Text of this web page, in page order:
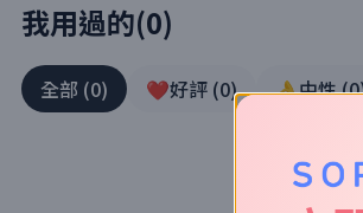
我用過的(0)
全部 (0) ❤️好評 (0) 👌中性(0